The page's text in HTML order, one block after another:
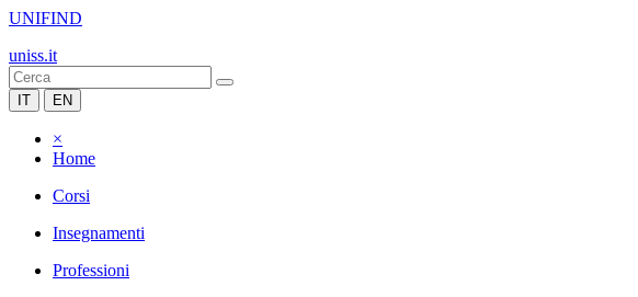
UNIFIND
uniss.it
IT EN
×
Home
Corsi
Insegnamenti
Professioni